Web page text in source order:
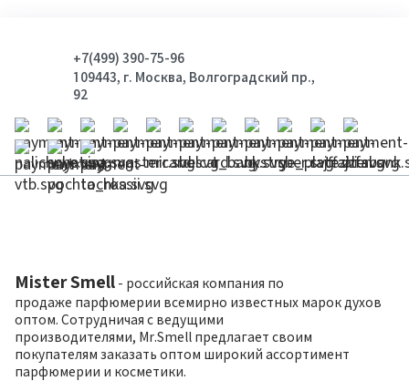
+7(499) 390-75-96
109443, г. Москва, Волгоградский пр.,
92
Mister Smell - российская компания по
продаже парфюмерии всемирно известных марок духов
оптом. Сотрудничая с ведущими
производителями, Mr.Smell предлагает своим
покупателям заказать оптом широкий ассортимент
парфюмерии и косметики.